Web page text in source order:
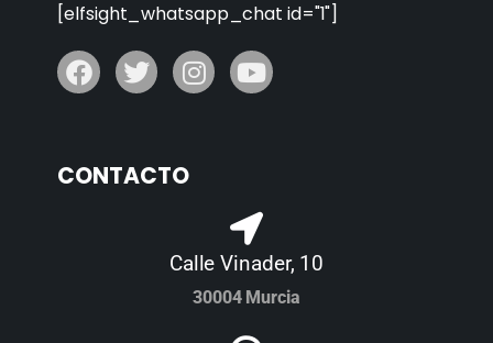
[elfsight_whatsapp_chat id="1"]
CONTACTO
Calle Vinader, 10
30004 Murcia